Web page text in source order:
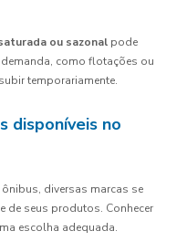
ou sazonal pode
como flotações ou
temporariamente.
disponíveis no
diversas marcas se
de seus produtos. Conhecer
escolha adequada.